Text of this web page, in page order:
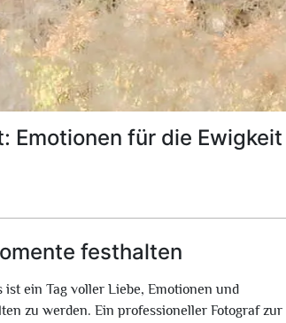
Emotionen für die Ewigkeit
festhalten
ein Tag voller Liebe, Emotionen und
zu werden. Ein professioneller Fotograf zur